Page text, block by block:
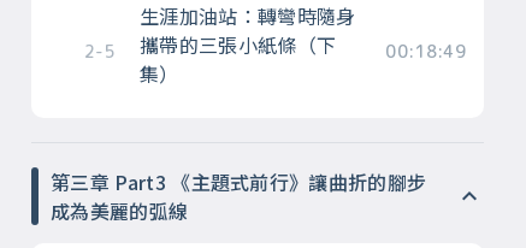
2-5
生涯加油站：轉彎時隨身
攜帶的三張小紙條（下
集）
00:18:49
第三章 Part3 《主題式前行》讓曲折的腳步
成為美麗的弧線